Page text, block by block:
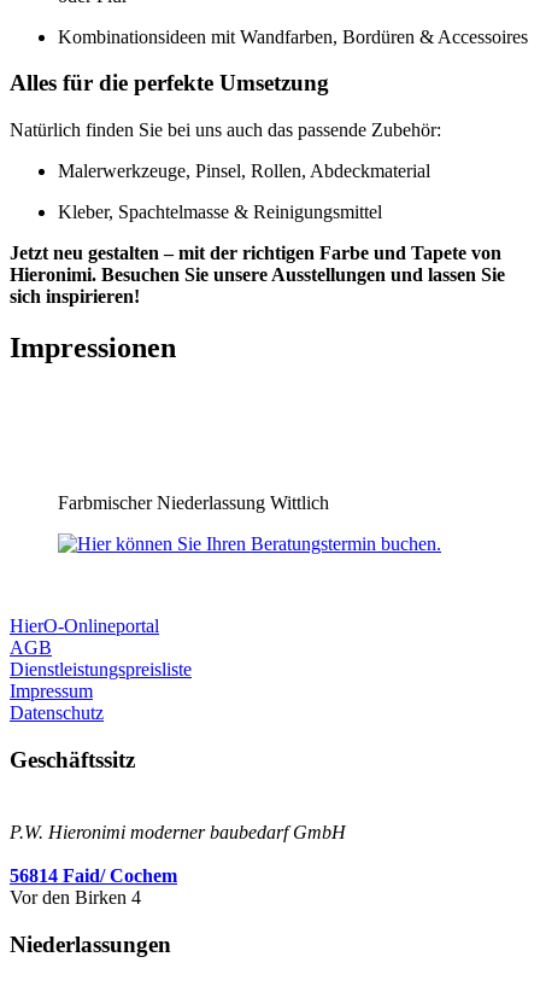
Kombinationsideen mit Wandfarben, Bordüren & Accessoires
Alles für die perfekte Umsetzung
Natürlich finden Sie bei uns auch das passende Zubehör:
Malerwerkzeuge, Pinsel, Rollen, Abdeckmaterial
Kleber, Spachtelmasse & Reinigungsmittel
Jetzt neu gestalten – mit der richtigen Farbe und Tapete von
Hieronimi. Besuchen Sie unsere Ausstellungen und lassen Sie
sich inspirieren!
Impressionen
Farbmischer Niederlassung Wittlich
HierO-Onlineportal
AGB
Dienstleistungspreisliste
Impressum
Datenschutz
Geschäftssitz
P.W. Hieronimi moderner baubedarf GmbH
56814 Faid/ Cochem
Vor den Birken 4
Niederlassungen